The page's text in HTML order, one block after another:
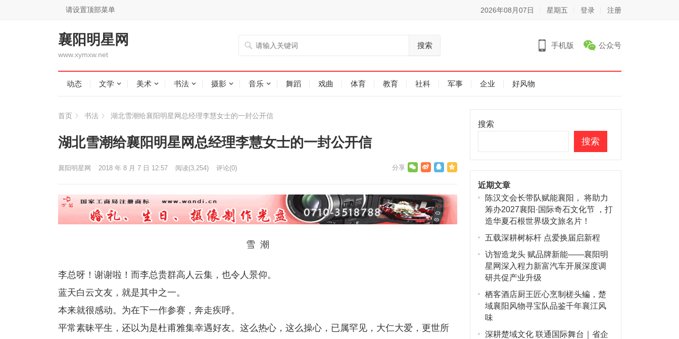
请设置顶部菜单 2026年08月07日 星期五 登录 注册
襄阳明星网
www.xymxw.net
搜索 手机版 公众号
动态 文学 美术 书法 摄影 音乐 舞蹈 戏曲 体育 教育 社科 军事 企业 好风物
首页 书法 湖北雪潮给襄阳明星网总经理李慧女士的一封公开信
湖北雪潮给襄阳明星网总经理李慧女士的一封公开信
襄阳明星网 2018 年 8 月 7 日 12:57 阅读(3,254) 评论(0)
雪 潮
李总呀！谢谢啦！而李总贵群高人云集，也令人景仰。
蓝天白云文友，就是其中之一。
本来就很感动。为在下一作参赛，奔走疾呼。
平常素昧平生，还以为是杜甫雅集幸遇好友。这么热心，这么操心，已属罕见，大仁大爱，更世所
搜索
搜索
近期文章
陈汉文会长带队赋能襄阳， 将助力
筹办2027襄阳·国际奇石文化节 ，打
造华夏石根世界级文旅名片！
五载深耕树标杆 点爱换届启新程
访智造龙头 赋品牌新能——襄阳明
星网深入程力新富汽车开展深度调
研共促产业升级
栖客酒店厨王匠心烹制槎头鳊，楚
域襄阳风物寻宝队品鉴千年襄江风
味
深耕楚域文化 联通国际舞台｜省企